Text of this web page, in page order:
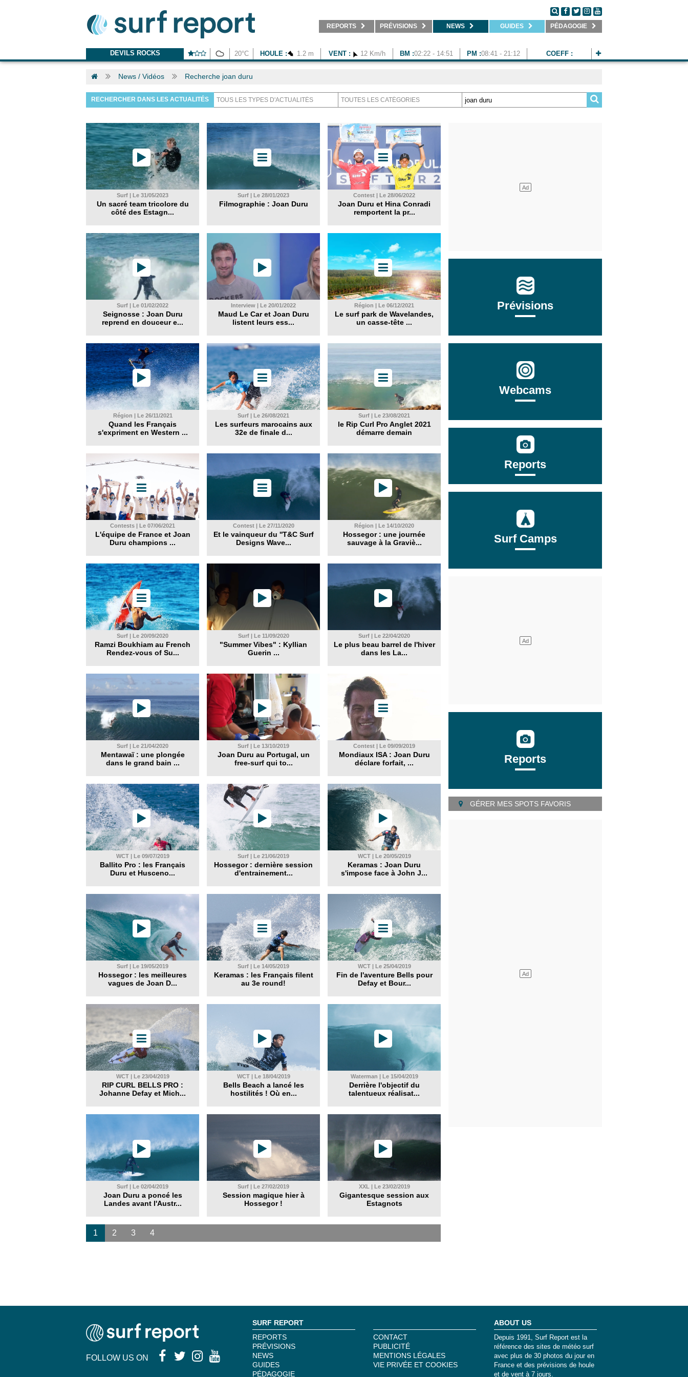
REPORTS PRÉVISIONS NEWS GUIDES PÉDAGOGIE
DEVILS ROCKS 20°C HOULE : 1.2 m VENT : 12 Km/h BM :02:22 - 14:51 PM :08:41 - 21:12 COEFF :
News / Vidéos Recherche joan duru
RECHERCHER DANS LES ACTUALITÉS
Surf | Le 31/05/2023
Un sacré team tricolore du
côté des Estagn...
Surf | Le 28/01/2023
Filmographie : Joan Duru
Contest | Le 28/06/2022
Joan Duru et Hina Conradi
remportent la pr...
Surf | Le 01/02/2022
Seignosse : Joan Duru
reprend en douceur e...
Interview | Le 20/01/2022
Maud Le Car et Joan Duru
listent leurs ess...
Région | Le 06/12/2021
Le surf park de Wavelandes,
un casse-tête ...
Région | Le 26/11/2021
Quand les Français
s'expriment en Western ...
Surf | Le 26/08/2021
Les surfeurs marocains aux
32e de finale d...
Surf | Le 23/08/2021
le Rip Curl Pro Anglet 2021
démarre demain
Contests | Le 07/06/2021
L'équipe de France et Joan
Duru champions ...
Contest | Le 27/11/2020
Et le vainqueur du ''T&C Surf
Designs Wave...
Région | Le 14/10/2020
Hossegor : une journée
sauvage à la Graviè...
Surf | Le 20/09/2020
Ramzi Boukhiam au French
Rendez-vous of Su...
Surf | Le 11/09/2020
"Summer Vibes" : Kyllian
Guerin ...
Surf | Le 22/04/2020
Le plus beau barrel de l'hiver
dans les La...
Surf | Le 21/04/2020
Mentawaï : une plongée
dans le grand bain ...
Surf | Le 13/10/2019
Joan Duru au Portugal, un
free-surf qui to...
Contest | Le 09/09/2019
Mondiaux ISA : Joan Duru
déclare forfait, ...
WCT | Le 09/07/2019
Ballito Pro : les Français
Duru et Husceno...
Surf | Le 21/06/2019
Hossegor : dernière session
d'entrainement...
WCT | Le 20/05/2019
Keramas : Joan Duru
s'impose face à John J...
Surf | Le 19/05/2019
Hossegor : les meilleures
vagues de Joan D...
Surf | Le 14/05/2019
Keramas : les Français filent
au 3e round!
WCT | Le 25/04/2019
Fin de l'aventure Bells pour
Defay et Bour...
WCT | Le 23/04/2019
RIP CURL BELLS PRO :
Johanne Defay et Mich...
WCT | Le 18/04/2019
Bells Beach a lancé les
hostilités ! Où en...
Waterman | Le 15/04/2019
Derrière l'objectif du
talentueux réalisat...
Surf | Le 02/04/2019
Joan Duru a poncé les
Landes avant l'Austr...
Surf | Le 27/02/2019
Session magique hier à
Hossegor !
XXL | Le 23/02/2019
Gigantesque session aux
Estagnots
1 2 3 4
Prévisions
Webcams
Reports
Surf Camps
Reports
GÉRER MES SPOTS FAVORIS
FOLLOW US ON
SURF REPORT
REPORTS
PRÉVISIONS
NEWS
GUIDES
PÉDAGOGIE
CONTACT
PUBLICITÉ
MENTIONS LÉGALES
VIE PRIVÉE ET COOKIES
ABOUT US
Depuis 1991, Surf Report est la
référence des sites de météo surf
avec plus de 30 photos du jour en
France et des prévisions de houle
et de vent à 7 jours.